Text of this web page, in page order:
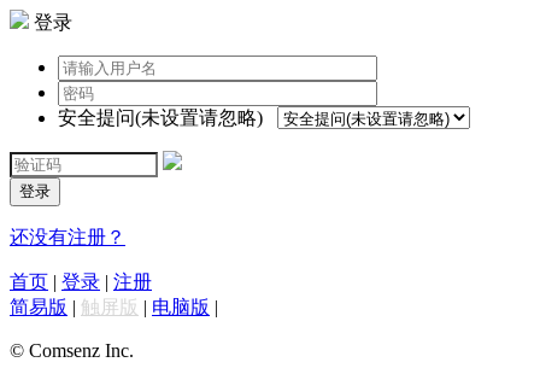
登录
安全提问(未设置请忽略)
登录
还没有注册？
首页 | 登录 | 注册
简易版 | 触屏版 | 电脑版 |
© Comsenz Inc.